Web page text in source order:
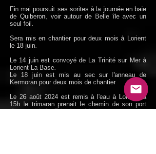
Fin mai poursuit ses sorites à la journée en baie
de Quiberon, voir autour de Belle île avec un
seul foil.
Sera mis en chantier pour deux mois à Lorient
le 18 juin.
Le 14 juin est convoyé de La Trinité sur Mer à
Lorient La Base.
Le 18 juin est mis au sec sur l'anneau de
Kermoran pour deux mois de chantier
Le 26 août 2024 est remis à l'eau à Lorient, à
15h le trimaran prenait le chemin de son port
d'attache de La Trinité sur Mer.